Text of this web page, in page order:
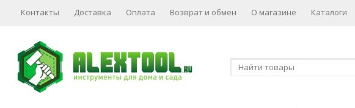
Контакты Доставка Оплата Возврат и обмен О магазине Каталоги